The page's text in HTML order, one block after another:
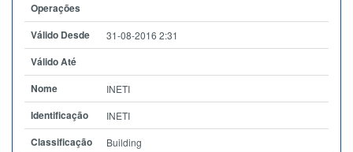
Operações
Válido Desde
31-08-2016 2:31
Válido Até
Nome
INETI
Identificação INETI
Classificação Building